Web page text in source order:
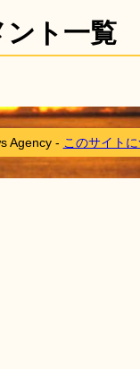
ト一覧
Agency - このサイト